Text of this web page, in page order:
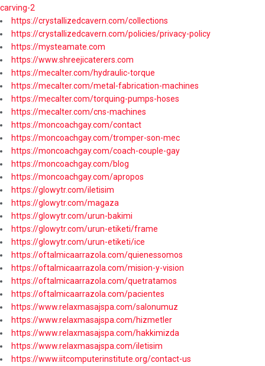
carving-2
https://crystallizedcavern.com/collections
https://crystallizedcavern.com/policies/privacy-policy
https://mysteamate.com
https://www.shreejicaterers.com
https://mecalter.com/hydraulic-torque
https://mecalter.com/metal-fabrication-machines
https://mecalter.com/torquing-pumps-hoses
https://mecalter.com/cns-machines
https://moncoachgay.com/contact
https://moncoachgay.com/tromper-son-mec
https://moncoachgay.com/coach-couple-gay
https://moncoachgay.com/blog
https://moncoachgay.com/apropos
https://glowytr.com/iletisim
https://glowytr.com/magaza
https://glowytr.com/urun-bakimi
https://glowytr.com/urun-etiketi/frame
https://glowytr.com/urun-etiketi/ice
https://oftalmicaarrazola.com/quienessomos
https://oftalmicaarrazola.com/mision-y-vision
https://oftalmicaarrazola.com/quetratamos
https://oftalmicaarrazola.com/pacientes
https://www.relaxmasajspa.com/salonumuz
https://www.relaxmasajspa.com/hizmetler
https://www.relaxmasajspa.com/hakkimizda
https://www.relaxmasajspa.com/iletisim
https://www.iitcomputerinstitute.org/contact-us